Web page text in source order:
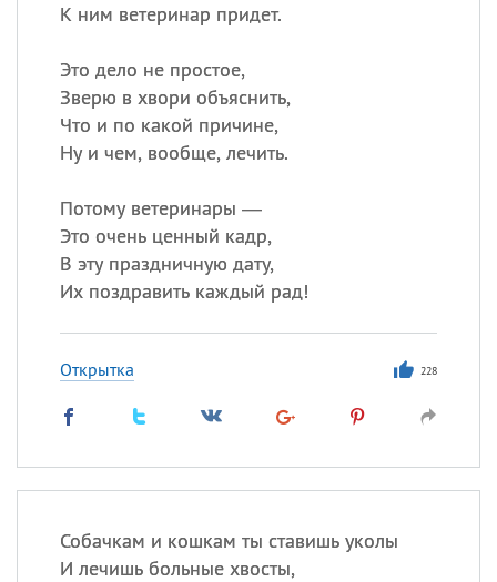
К ним ветеринар придет.
Это дело не простое,
Зверю в хвори объяснить,
Что и по какой причине,
Ну и чем, вообще, лечить.
Потому ветеринары —
Это очень ценный кадр,
В эту праздничную дату,
Их поздравить каждый рад!
Открытка 228
Собачкам и кошкам ты ставишь уколы
И лечишь больные хвосты,